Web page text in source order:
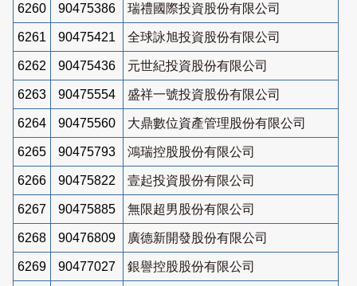
6260 90475386 瑞禮國際投資股份有限公司
6261 90475421 全球詠旭投資股份有限公司
6262 90475436 元世紀投資股份有限公司
6263 90475554 盛祥一號投資股份有限公司
6264 90475560 大鼎數位資產管理股份有限公司
6265 90475793 鴻瑞控股股份有限公司
6266 90475822 壹起投資股份有限公司
6267 90475885 無限超男股份有限公司
6268 90476809 廣德新開發股份有限公司
6269 90477027 銀譽控股股份有限公司